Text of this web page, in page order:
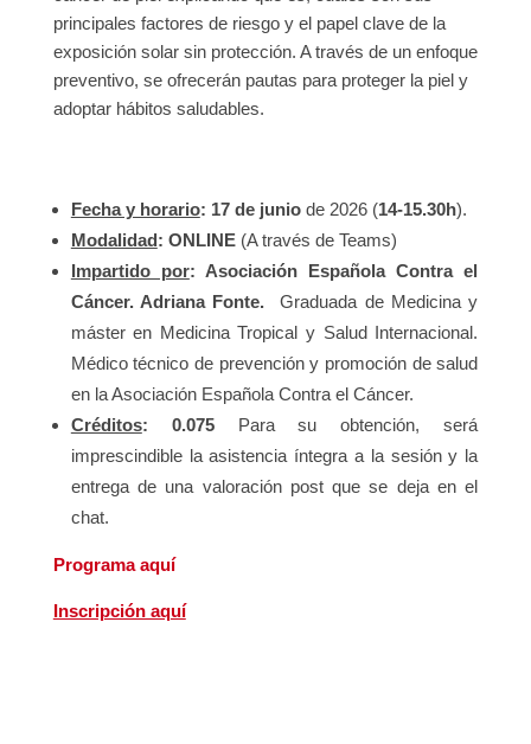
principales factores de riesgo y el papel clave de la
exposición solar sin protección. A través de un enfoque
preventivo, se ofrecerán pautas para proteger la piel y
adoptar hábitos saludables.
Fecha y horario: 17 de juniode 2026 (14-15.30h).
Modalidad: ONLINE (A través de Teams)
Impartido por: Asociación Española Contra el
Cáncer. Adriana Fonte.
Graduada de Medicina y
máster en Medicina Tropical y Salud Internacional.
Médico técnico de prevención y promoción de salud
en la Asociación Española Contra el Cáncer.
Créditos: 0.075 Para su obtención, será
imprescindible la asistencia íntegra a la sesión y la
entrega de una valoración post que se deja en el
chat.
Programa aquí
Inscripción aquí